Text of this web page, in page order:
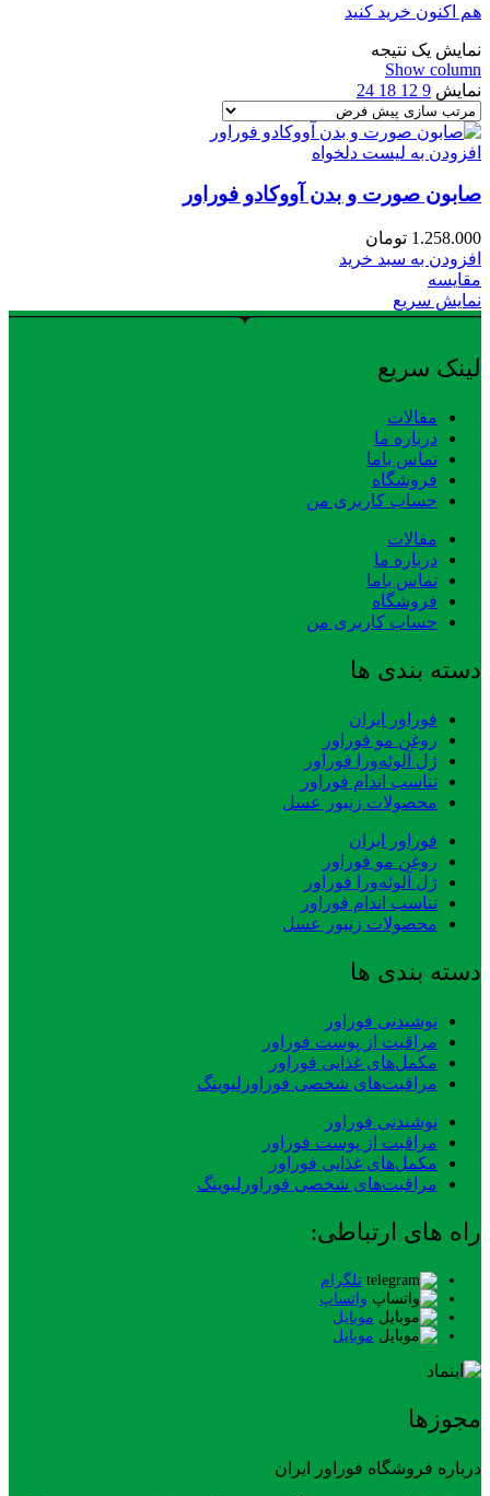
هم اکنون خرید کنید
نمایش یک نتیجه
Show column
نمایش 9
12
18
24
افزودن به لیست دلخواه
صابون صورت و بدن آووکادو فوراور
1.258.000 تومان
افزودن به سبد خرید
مقایسه
نمایش سریع
لینک سریع
مقالات
درباره ما
تماس باما
فروشگاه
حساب کاربری من
مقالات
درباره ما
تماس باما
فروشگاه
حساب کاربری من
دسته بندی ها
فوراور ایران
روغن مو فوراور
ژل آلوئه‌ورا فوراور
تناسب اندام فوراور
محصولات زنبور عسل
فوراور ایران
روغن مو فوراور
ژل آلوئه‌ورا فوراور
تناسب اندام فوراور
محصولات زنبور عسل
دسته بندی ها
نوشیدنی فوراور
مراقبت از پوست فوراور
مکمل‌های غذایی فوراور
مراقبت‌های شخصی فوراورلیوینگ
نوشیدنی فوراور
مراقبت از پوست فوراور
مکمل‌های غذایی فوراور
مراقبت‌های شخصی فوراورلیوینگ
راه های ارتباطی:
تلگرام
واتساپ
موبایل
موبایل
مجوزها
درباره فروشگاه فوراور ایران